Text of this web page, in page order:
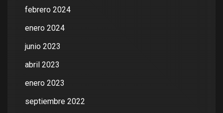
febrero 2024
enero 2024
junio 2023
abril 2023
enero 2023
septiembre 2022